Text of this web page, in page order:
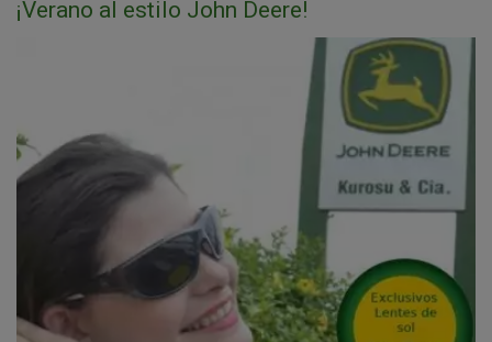
¡Verano al estilo John Deere!